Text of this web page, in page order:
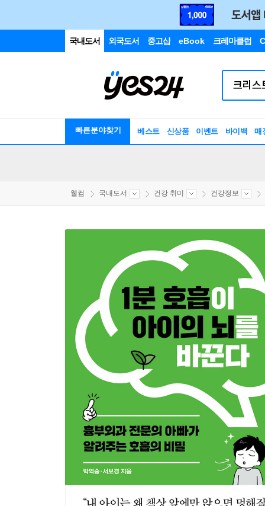
국내도서 외국도서 중고샵 eBook 크레마클럽
빠른분야찾기 베스트 신상품 이벤트 바이백 매
웰컴 국내도서 건강 취미 건강정보